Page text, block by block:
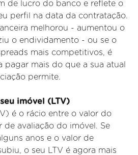
de lucro do banco e reflete o
perfil na data da contratação.
melhorou - aumentou o
o endividamento - ou se o
mais competitivos, é
pagar mais do que a sua atual
permite.
imóvel (LTV)
é o rácio entre o valor do
de avaliação do imóvel. Se
anos e o valor de
o seu LTV é agora mais